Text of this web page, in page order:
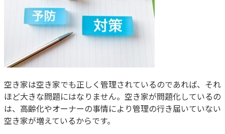
空き家は空き家でも正しく管理されているのであれば、それ
ほど大きな問題にはなりません。空き家が問題化しているの
は、高齢化やオーナーの事情により管理の行き届いていない
空き家が増えているからです。